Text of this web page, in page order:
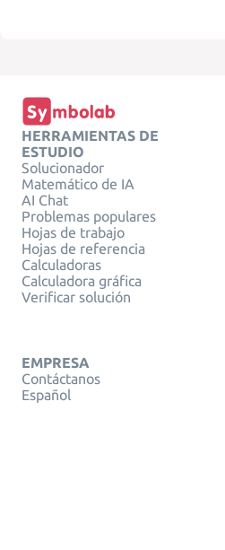
HERRAMIENTAS DE
ESTUDIO
Solucionador
Matemático de IA
AI Chat
Problemas populares
Hojas de trabajo
Hojas de referencia
Calculadoras
Calculadora gráfica
Verificar solución
EMPRESA
Contáctanos
Español